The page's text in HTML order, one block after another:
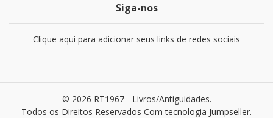
Siga-nos
Clique aqui para adicionar seus links de redes sociais
© 2026 RT1967 - Livros/Antiguidades.
Todos os Direitos Reservados Com tecnologia Jumpseller.